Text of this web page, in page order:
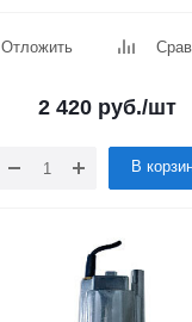
Отложить
2 420руб./шт
В